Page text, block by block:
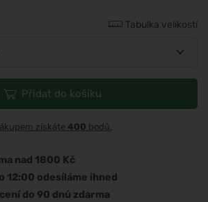
Tabulka velikostí
Přidat do košíku
získáte 400 bodů.
nad 1800 Kč
12:00 odesíláme ihned
do 90 dnů zdarma